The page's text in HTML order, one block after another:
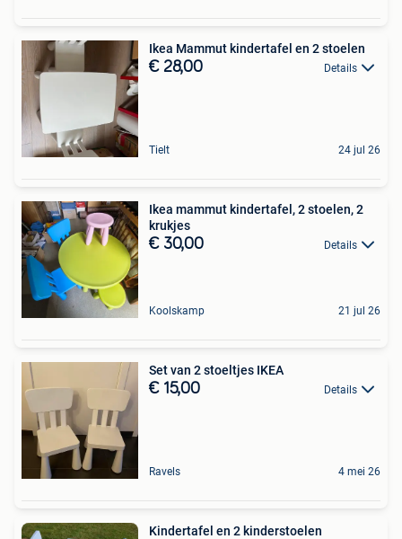
Ikea Mammut kindertafel en 2 stoelen
€ 28,00 Details
Tielt 24 jul 26
Ikea mammut kindertafel, 2 stoelen, 2
krukjes
€ 30,00 Details
Koolskamp 21 jul 26
Set van 2 stoeltjes IKEA
€ 15,00 Details
Ravels 4 mei 26
Kindertafel en 2 kinderstoelen